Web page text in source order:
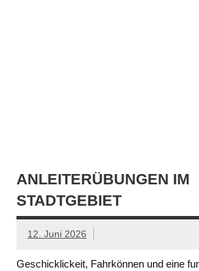
ANLEITERÜBUNGEN IM
STADTGEBIET
12. Juni 2026
Geschicklickeit, Fahrkönnen und eine